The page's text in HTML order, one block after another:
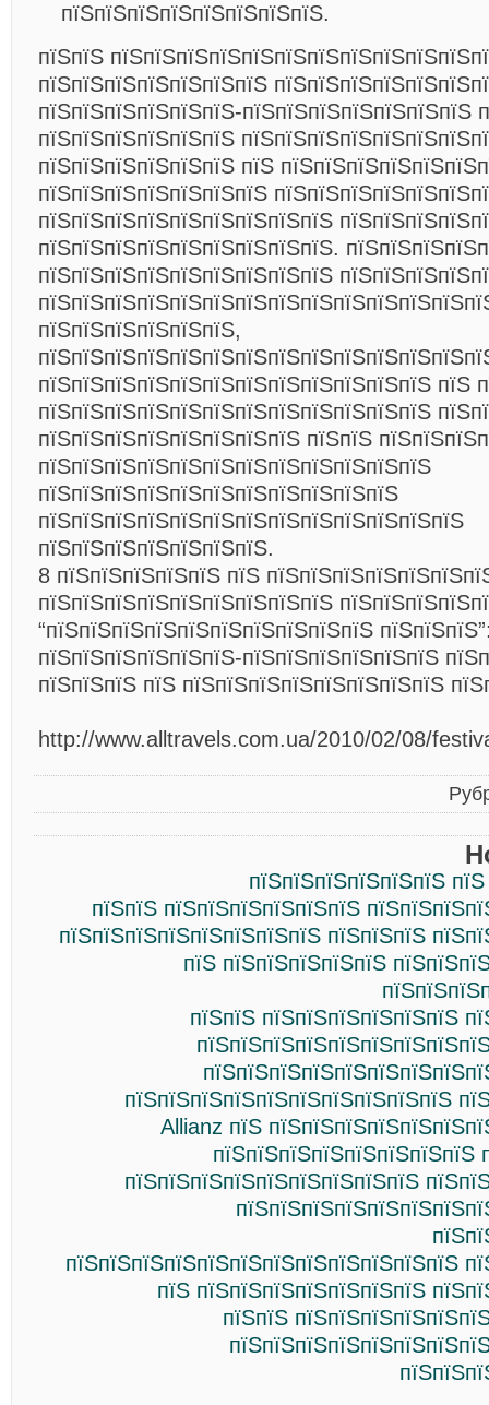
пїЅпїЅпїЅпїЅпїЅпїЅпїЅпїЅ.
пїЅпїЅ
пїЅпїЅпїЅпїЅпїЅпїЅпїЅ
пїЅпїЅпїЅпїЅпїЅпїЅ-пїЅпїЅпїЅпїЅпїЅпїЅпїЅ
пїЅпїЅпїЅпїЅпїЅпїЅ
пїЅпїЅпїЅпїЅпїЅпїЅ пїЅ
пїЅпїЅпїЅпїЅпїЅпїЅпїЅ
пїЅпїЅпїЅпїЅпїЅпїЅпїЅпїЅпїЅ
пїЅпїЅпїЅпїЅпїЅпїЅпїЅпїЅпїЅ.
пїЅпїЅпїЅпїЅпїЅпїЅпїЅпїЅпїЅ
пїЅпїЅпїЅпїЅпїЅпїЅ,
пїЅпїЅпїЅпїЅпїЅпїЅпїЅпїЅпїЅпїЅпїЅпїЅ пїЅ
пїЅпїЅпїЅпїЅпїЅпїЅпїЅпїЅпїЅпїЅпїЅпїЅ
пїЅпїЅпїЅпїЅпїЅпїЅпїЅпїЅ пїЅпїЅ
пїЅпїЅпїЅпїЅпїЅпїЅпїЅпїЅпїЅпїЅпїЅпїЅ
пїЅпїЅпїЅпїЅпїЅпїЅпїЅпїЅпїЅпїЅпїЅ
пїЅпїЅпїЅпїЅпїЅпїЅпїЅпїЅпїЅпїЅпїЅпїЅпїЅ
пїЅпїЅпїЅпїЅпїЅпїЅпїЅ.
8 пїЅпїЅпїЅпїЅпїЅ пїЅ
пїЅпїЅпїЅпїЅпїЅпїЅпїЅпїЅпїЅ
“пїЅпїЅпїЅпїЅпїЅпїЅпїЅпїЅпїЅпїЅ
пїЅпїЅпїЅпїЅпїЅпїЅ-пїЅпїЅпїЅпїЅпїЅпїЅ
пїЅпїЅпїЅ пїЅ пїЅпїЅпїЅпїЅпїЅпїЅпїЅпїЅ
http://www.alltravels.com.ua/2010/02/08/
пїЅпїЅпїЅпїЅпїЅпїЅ
пїЅпїЅ пїЅпїЅпїЅпїЅпїЅпїЅ
пїЅпїЅпїЅпїЅпїЅпїЅпїЅпїЅ пїЅпїЅпїЅ
пїЅ пїЅпїЅпїЅпїЅпїЅ
пїЅпїЅ пїЅпїЅпїЅпїЅпїЅпїЅ
пїЅпїЅпїЅпїЅпїЅпїЅпїЅпїЅпїЅпїЅ
Allianz пїЅ
пїЅпїЅпїЅпїЅпїЅпїЅпїЅпїЅпїЅ
пїЅпїЅпїЅпїЅпїЅпїЅпїЅпїЅпїЅпїЅпїЅпїЅ
пїЅ пїЅпїЅпїЅпїЅпїЅпїЅпїЅ
пїЅпїЅ